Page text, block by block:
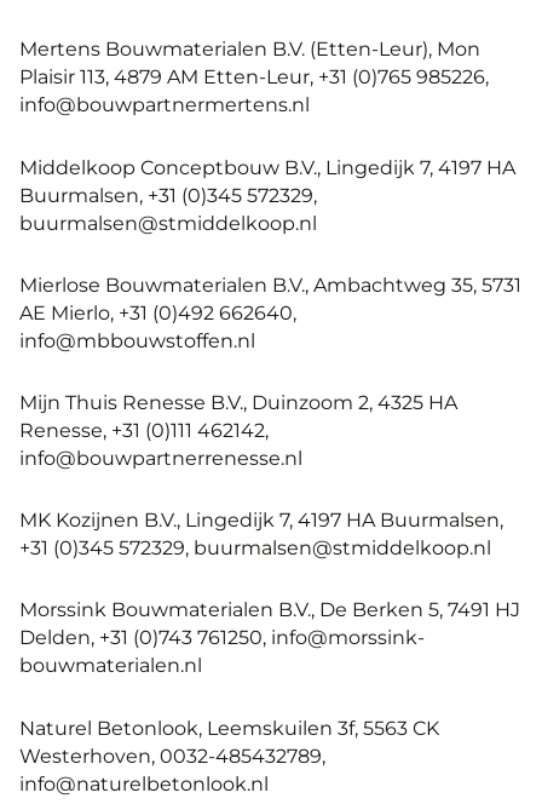
Mertens Bouwmaterialen B.V. (Etten-Leur), Mon
Plaisir 113, 4879 AM Etten-Leur, +31 (0)765 985226,
info@bouwpartnermertens.nl
Middelkoop Conceptbouw B.V., Lingedijk 7, 4197 HA
Buurmalsen, +31 (0)345 572329,
buurmalsen@stmiddelkoop.nl
Mierlose Bouwmaterialen B.V., Ambachtweg 35, 5731
AE Mierlo, +31 (0)492 662640,
info@mbbouwstoffen.nl
Mijn Thuis Renesse B.V., Duinzoom 2, 4325 HA
Renesse, +31 (0)111 462142,
info@bouwpartnerrenesse.nl
MK Kozijnen B.V., Lingedijk 7, 4197 HA Buurmalsen,
+31 (0)345 572329, buurmalsen@stmiddelkoop.nl
Morssink Bouwmaterialen B.V., De Berken 5, 7491 HJ
Delden, +31 (0)743 761250, info@morssink-
bouwmaterialen.nl
Naturel Betonlook, Leemskuilen 3f, 5563 CK
Westerhoven, 0032-485432789,
info@naturelbetonlook.nl